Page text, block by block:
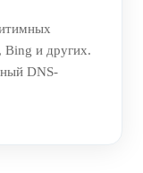
Bing и других.
DNS-